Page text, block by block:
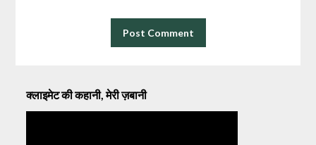
क्लाइमेट की कहानी, मेरी ज़बानी